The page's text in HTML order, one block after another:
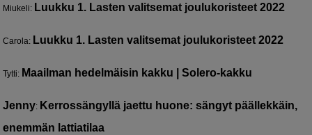
Miukeli: Luukku 1. Lasten valitsemat joulukoristeet 2022
Carola: Luukku 1. Lasten valitsemat joulukoristeet 2022
Tytti: Maailman hedelmäisin kakku | Solero-kakku
Jenny: Kerrossängyllä jaettu huone: sängyt päällekkäin,
enemmän lattiatilaa